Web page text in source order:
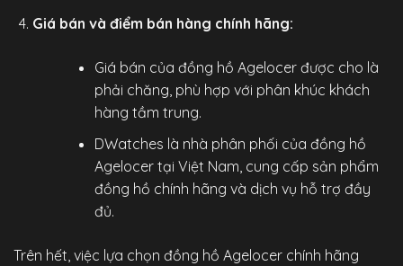
Giá bán và điểm bán hàng chính hãng:
Giá bán của đồng hồ Agelocer được cho là
phải chăng, phù hợp với phân khúc khách
hàng tầm trung.
DWatches là nhà phân phối của đồng hồ
Agelocer tại Việt Nam, cung cấp sản phẩm
đồng hồ chính hãng và dịch vụ hỗ trợ đầy
đủ.
Trên hết, việc lựa chọn đồng hồ Agelocer chính hãng